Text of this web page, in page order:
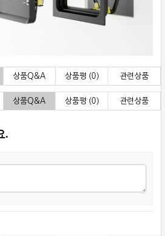
상품Q&A 상품평 (0) 관련상품
상품Q&A 상품평 (0) 관련상품
.